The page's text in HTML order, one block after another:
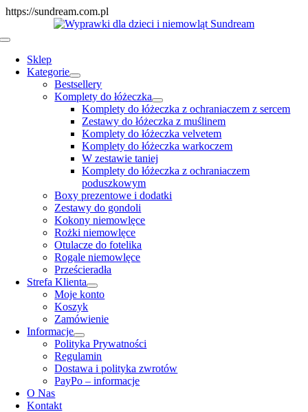
https://sundream.com.pl
to
Toggle
Navigation
Sklep
Kategorie
Bestsellery
Komplety do łóżeczka
Komplety do łóżeczka z ochraniaczem z sercem
Zestawy do łóżeczka z muślinem
Komplety do łóżeczka velvetem
Komplety do łóżeczka warkoczem
W zestawie taniej
Komplety do łóżeczka z ochraniaczem
poduszkowym
Boxy prezentowe i dodatki
Zestawy do gondoli
Kokony niemowlęce
Rożki niemowlęce
Otulacze do fotelika
Rogale niemowlęce
Prześcieradła
Strefa Klienta
Moje konto
Koszyk
Zamówienie
Informacje
Polityka Prywatności
Regulamin
Dostawa i polityka zwrotów
PayPo – informacje
O Nas
Kontakt